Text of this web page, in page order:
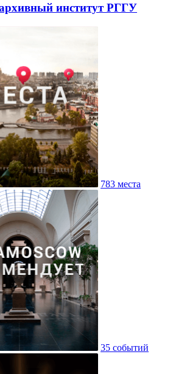
институт РГГУ
783 места
35 событий